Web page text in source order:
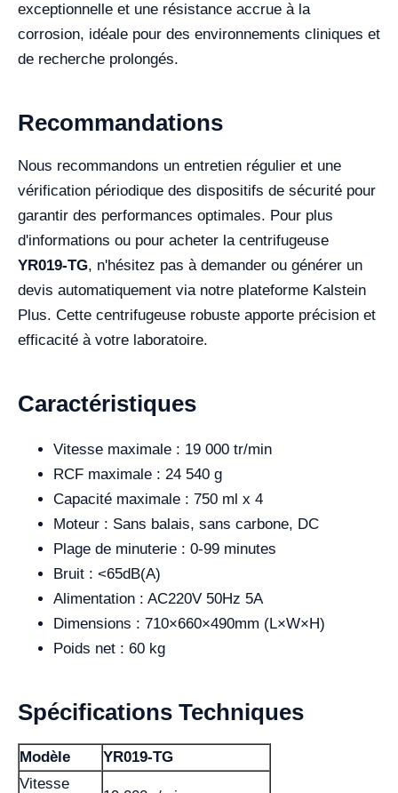
exceptionnelle et une résistance accrue à la
corrosion, idéale pour des environnements cliniques et
de recherche prolongés.
Recommandations
Nous recommandons un entretien régulier et une
vérification périodique des dispositifs de sécurité pour
garantir des performances optimales. Pour plus
d'informations ou pour acheter la centrifugeuse
YR019-TG, n'hésitez pas à demander ou générer un
devis automatiquement via notre plateforme Kalstein
Plus. Cette centrifugeuse robuste apporte précision et
efficacité à votre laboratoire.
Caractéristiques
Vitesse maximale : 19 000 tr/min
RCF maximale : 24 540 g
Capacité maximale : 750 ml x 4
Moteur : Sans balais, sans carbone, DC
Plage de minuterie : 0-99 minutes
Bruit : <65dB(A)
Alimentation : AC220V 50Hz 5A
Dimensions : 710×660×490mm (L×W×H)
Poids net : 60 kg
Spécifications Techniques
Modèle
YR019-TG
Vitesse